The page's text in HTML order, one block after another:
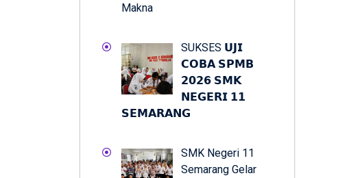
Makna
SUKSES 𝗨𝗝𝗜
𝗖𝗢𝗕𝗔 𝗦𝗣𝗠𝗕
𝟮𝟬𝟮𝟲 𝗦𝗠𝗞
𝗡𝗘𝗚𝗘𝗥𝗜 𝟭𝟭
𝗦𝗘𝗠𝗔𝗥𝗔𝗡𝗚
SMK Negeri 11
Semarang Gelar